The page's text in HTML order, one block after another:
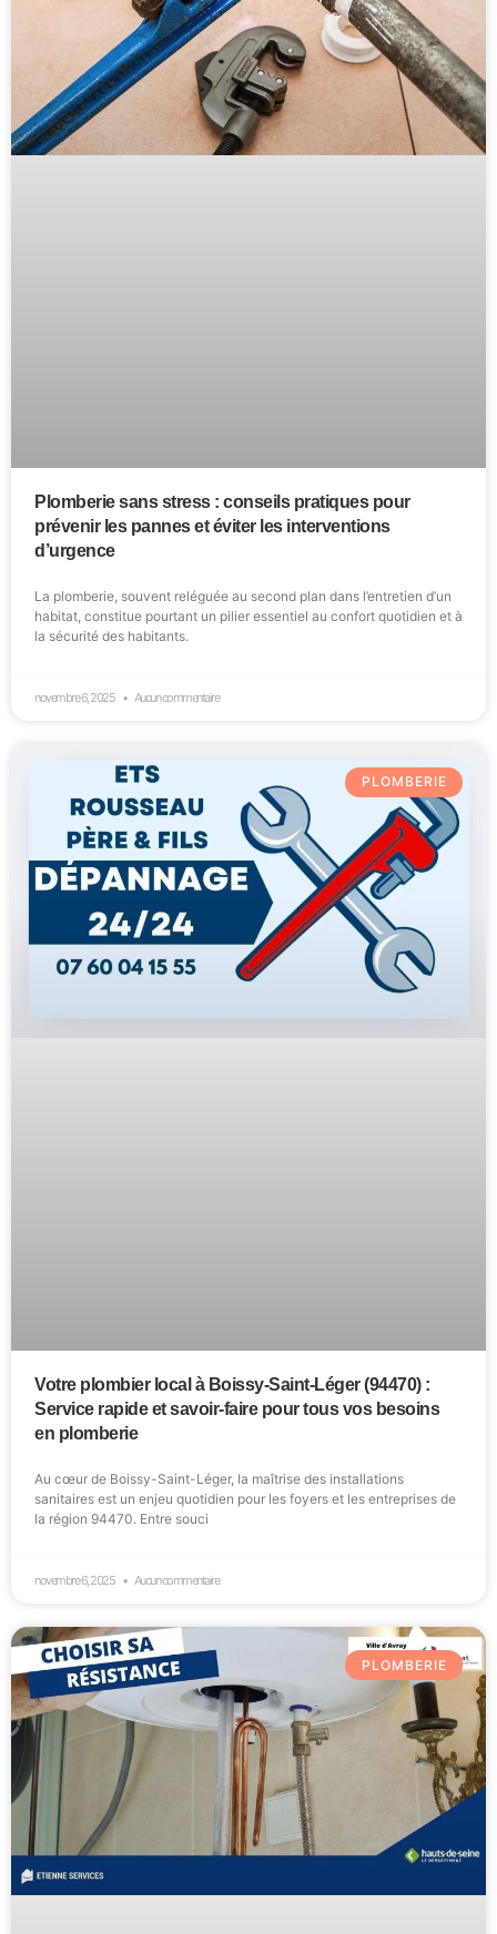
Plomberie sans stress : conseils pratiques pour
prévenir les pannes et éviter les interventions
d’urgence
La plomberie, souvent reléguée au second plan dans l’entretien d’un
habitat, constitue pourtant un pilier essentiel au confort quotidien et à
la sécurité des habitants.
novembre 6, 2025 Aucun commentaire
PLOMBERIE
Votre plombier local à Boissy-Saint-Léger (94470) :
Service rapide et savoir-faire pour tous vos besoins
en plomberie
Au cœur de Boissy-Saint-Léger, la maîtrise des installations
sanitaires est un enjeu quotidien pour les foyers et les entreprises de
la région 94470. Entre souci
novembre 6, 2025 Aucun commentaire
PLOMBERIE